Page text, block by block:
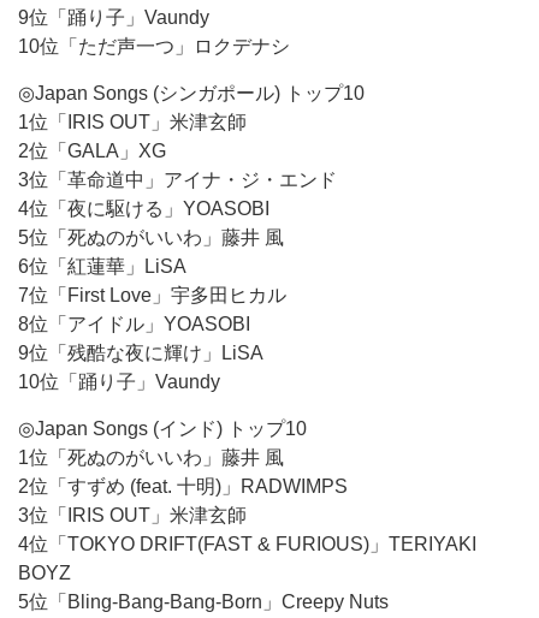
9位「踊り子」Vaundy
10位「ただ声一つ」ロクデナシ
◎Japan Songs (シンガポール) トップ10
1位「IRIS OUT」米津玄師
2位「GALA」XG
3位「革命道中」アイナ・ジ・エンド
4位「夜に駆ける」YOASOBI
5位「死ぬのがいいわ」藤井 風
6位「紅蓮華」LiSA
7位「First Love」宇多田ヒカル
8位「アイドル」YOASOBI
9位「残酷な夜に輝け」LiSA
10位「踊り子」Vaundy
◎Japan Songs (インド) トップ10
1位「死ぬのがいいわ」藤井 風
2位「すずめ (feat. 十明)」RADWIMPS
3位「IRIS OUT」米津玄師
4位「TOKYO DRIFT(FAST & FURIOUS)」TERIYAKI
BOYZ
5位「Bling-Bang-Bang-Born」Creepy Nuts